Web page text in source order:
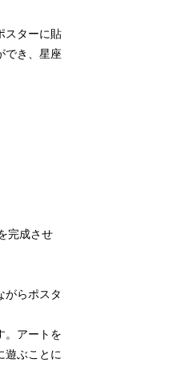
スターに貼
でき、星座
完成させ
がらポスタ
。アートを
遊ぶことに